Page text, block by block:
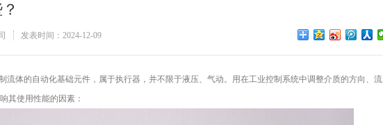
发表时间：2024-12-09
流体的自动化基础元件，属于执行器，并不限于液压、气动。用在工业控制系统中调整介质的方向、流
其使用性能的因素：